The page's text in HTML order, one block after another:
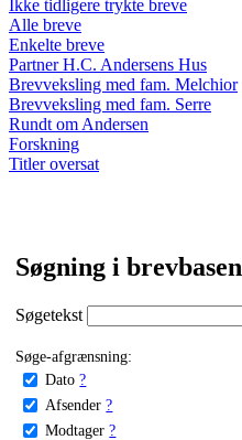
Ikke tidligere trykte breve
Alle breve
Enkelte breve
Partner H.C. Andersens Hus
Brevveksling med fam. Melchior
Brevveksling med fam. Serre
Rundt om Andersen
Forskning
Titler oversat
Søgning i brevbasen
Søgetekst
Søge-afgrænsning:
Dato ?
Afsender ?
Modtager ?